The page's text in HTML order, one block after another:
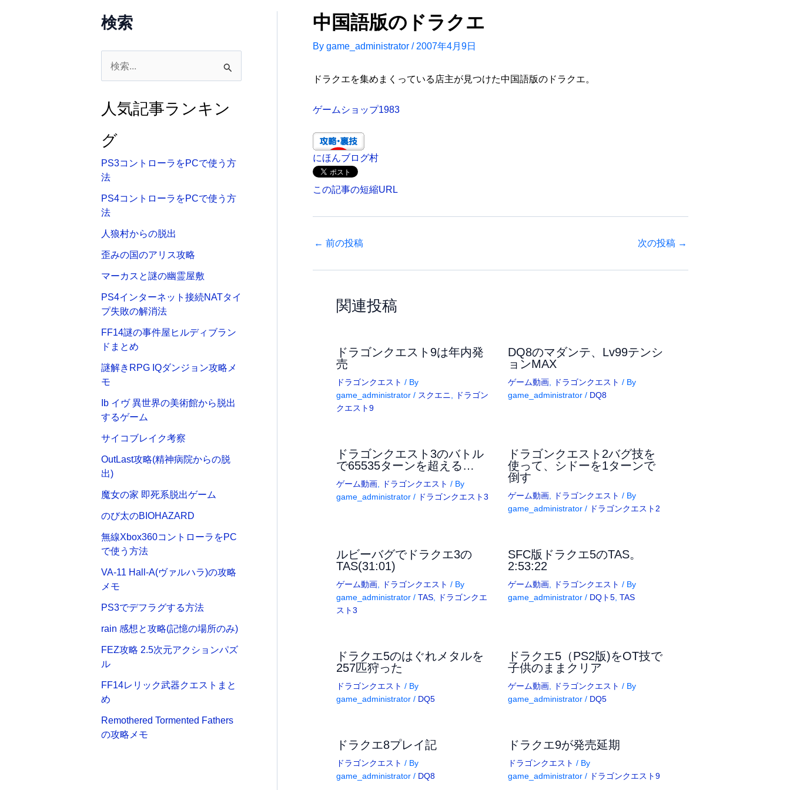
検索
象人気記事ランキン
グ
PS3コントローラをPCで使う方
法
PS4コントローラをPCで使う方
法
人狼村からの脱出
歪みの国のアリス攻略
マーカスと謎の幽霊屋敷
PS4インターネット接続NATタイ
プ失敗の解消法
FF14謎の事件屋ヒルディブラン
ドまとめ
謎解きRPG IQダンジョン攻略メ
モ
Ib イヴ 異世界の美術館から脱出
するゲーム
サイコブレイク考察
OutLast攻略(精神病院からの脱
出)
魔女の家 即死系脱出ゲーム
のび太のBIOHAZARD
無線Xbox360コントローラをPC
で使う方法
VA-11 Hall-A(ヴァルハラ)の攻略
メモ
PS3でデフラグする方法
rain 感想と攻略(記憶の場所のみ)
FEZ攻略 2.5次元アクションパズ
ル
FF14レリック武器クエストまと
め
Remothered Tormented Fathers
の攻略メモ
中国語版のドラクエ
By game_administrator / 2007年4月9日
ドラクエを集めまくっている店主が見つけた中国語版のドラクエ。
ゲームショップ1983
にほんブログ村
この記事の短縮URL
← 前の投稿 次の投稿 →
関連投稿
ドラゴンクエスト9は年内発
売
ドラゴンクエスト / By
game_administrator / スクエニ
ドラゴン
クエスト9
DQ8のマダンテ、Lv99テンシ
ョンMAX
ゲーム動画 ドラゴンクエスト / By
game_administrator / DQ8
ドラゴンクエスト3のバトル
で65535ターンを超える…
ゲーム動画 ドラゴンクエスト / By
game_administrator / ドラゴンクエスト3
ドラゴンクエスト2バグ技を
使って、シドーを1ターンで
倒す
ゲーム動画 ドラゴンクエスト / By
game_administrator / ドラゴンクエスト2
ルビーバグでドラクエ3の
TAS(31:01)
ゲーム動画 ドラゴンクエスト / By
game_administrator / TAS
ドラゴンクエ
スト3
SFC版ドラクエ5のTAS。
2:53:22
ゲーム動画 ドラゴンクエスト / By
game_administrator / DQト5 TAS
ドラクエ5のはぐれメタルを
257匹狩った
ドラゴンクエスト / By
game_administrator / DQ5
ドラクエ5（PS2版)をOT技で
子供のままクリア
ゲーム動画 ドラゴンクエスト / By
game_administrator / DQ5
ドラクエ8プレイ記
ドラゴンクエスト / By
game_administrator / DQ8
ドラクエ9が発売延期
ドラゴンクエスト / By
game_administrator / ドラゴンクエスト9